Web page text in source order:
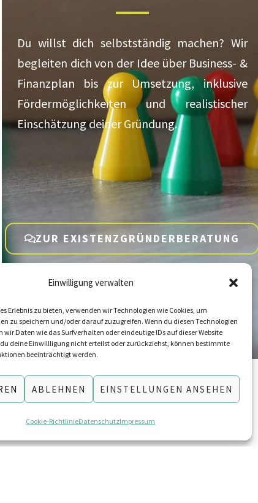
Einwilligung verwalten
Erlebnis zu bieten, verwenden wir Technologien wie Cookies, um
zu speichern und/oder darauf zuzugreifen. Wenn du diesen Technologien
Daten wie das Surfverhalten oder eindeutige IDs auf dieser Website
deine Einwillligung nicht erteilst oder zurückziehst, können bestimmte
beeinträchtigt werden.
ABLEHNEN EINSTELLUNGEN ANSEHEN
Cookie-RichtlinieDatenschutzImpressum
Du willst dich selbstständig machen? Wir
begleiten dich von der Idee über Business- &
Finanzplan bis zur Umsetzung, inklusive
Fördermöglichkeiten und realistischer
Einschätzung deiner Gründung.
ZUR EXISTENZGRÜNDERBERATUNG
zu deiner aktuellen